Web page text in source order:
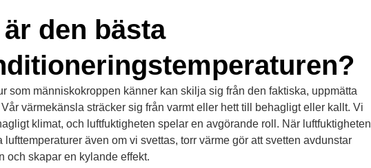
den bästa
som människokroppen känner kan skilja sig från den faktiska, uppmätta
Vår värmekänsla sträcker sig från varmt eller hett till behagligt eller kallt. Vi
klimat, och luftfuktigheten spelar en avgörande roll. När luftfuktigheten
lufttemperaturer även om vi svettas, torr värme gör att svetten avdunstar
och skapar en kylande effekt.